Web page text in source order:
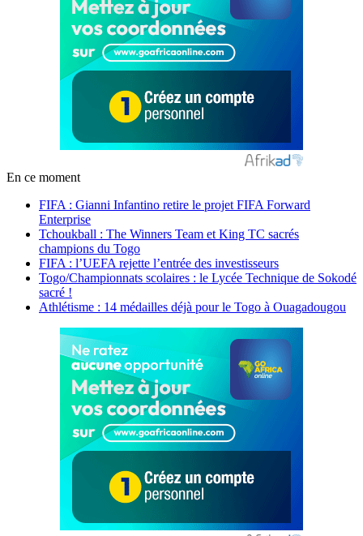
En ce moment
FIFA : Gianni Infantino retire le projet FIFA Forward
Enterprise
Tchoukball : The Winners Team et King TC sacrés
champions du Togo
FIFA : l’UEFA rejette l’entrée des investisseurs
Togo/Championnats scolaires : le Lycée Technique de Sokodé
sacré !
Athlétisme : 14 médailles déjà pour le Togo à Ouagadougou